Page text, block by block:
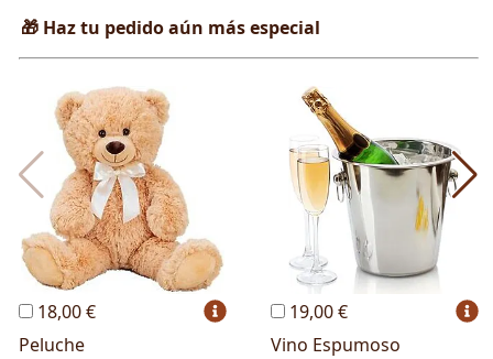
🎁 Haz tu pedido aún más especial
18,00 €
Peluche
19,00 €
Vino Espumoso